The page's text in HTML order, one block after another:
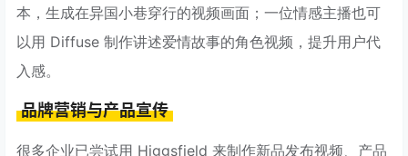
本，生成在异国小巷穿行的视频画面；一位情感主播也可
以用 Diffuse 制作讲述爱情故事的角色视频，提升用户代
入感。
品牌营销与产品宣传
很多企业已尝试用 Higgsfield 来制作新品发布视频、产品